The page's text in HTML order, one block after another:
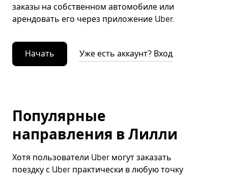
заказы на собственном автомобиле или
арендовать его через приложение Uber.
Начать Уже есть аккаунт? Вход
Популярные
направления в Лилли
Хотя пользователи Uber могут заказать
поездку с Uber практически в любую точку